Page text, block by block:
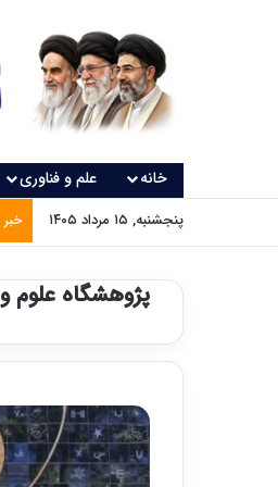
خانه علم و فناوری
پنجشنبه, ۱۵ مرداد ۱۴۰۵
پژوهشگاه علوم و